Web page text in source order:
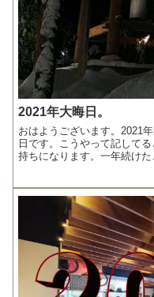
2021年大晦日。
おはようございます。2021
日です。こうやって記して
持ちになります。一年続け